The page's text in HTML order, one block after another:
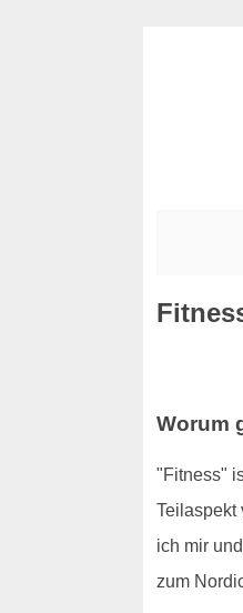
Worum
"Fitness"
Teilaspekt
ich mir
zum